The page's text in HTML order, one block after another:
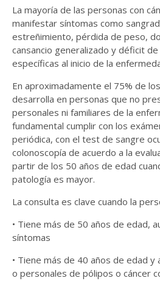
La mayoría de las personas con
manifestar síntomas como
estreñimiento, pérdida de peso,
cansancio generalizado y déficit
específicas al inicio de la
En aproximadamente el 75% de
desarrolla en personas que no
personales ni familiares de la
fundamental cumplir con los
periódica, con el test de sangre
colonoscopía de acuerdo a la
partir de los 50 años de edad
patología es mayor.
La consulta es clave cuando la
• Tiene más de 50 años de edad,
síntomas
• Tiene más de 40 años de edad
o personales de pólipos o cáncer